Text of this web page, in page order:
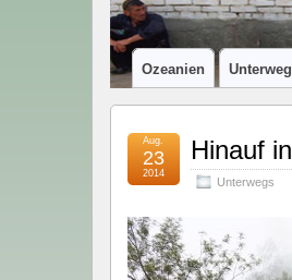
Ozeanien
Hinauf
Unterwegs
Aug.
23
2014